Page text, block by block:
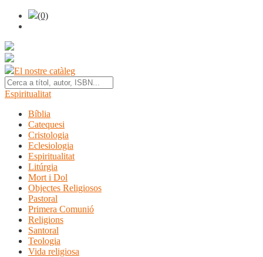
(0)
El nostre catàleg
Espiritualitat
Bíblia
Catequesi
Cristologia
Eclesiologia
Espiritualitat
Litúrgia
Mort i Dol
Objectes Religiosos
Pastoral
Primera Comunió
Religions
Santoral
Teologia
Vida religiosa